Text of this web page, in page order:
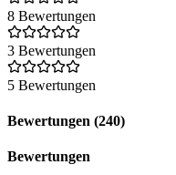
8 Bewertungen
3 Bewertungen
5 Bewertungen
Bewertungen (240)
Bewertungen